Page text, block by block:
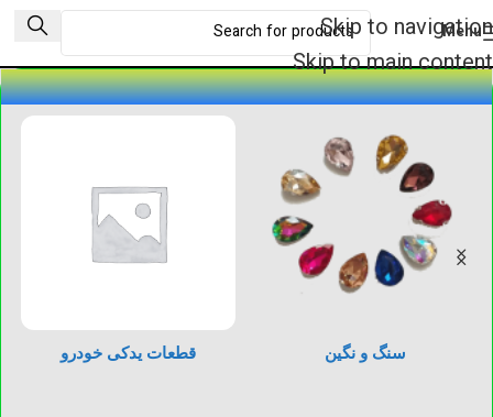
Skip to navigation
Skip to main content
Menu
سنگ و نگین قطعات یدکی خودرو